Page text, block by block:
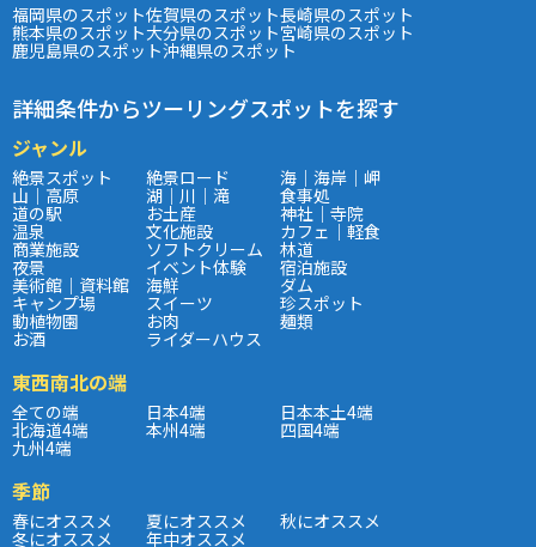
福岡県のスポット佐賀県のスポット長崎県のスポット
熊本県のスポット大分県のスポット宮崎県のスポット
鹿児島県のスポット沖縄県のスポット
詳細条件からツーリングスポットを探す
ジャンル
絶景スポット 絶景ロード 海｜海岸｜岬
山｜高原 湖｜川｜滝 食事処
道の駅 お土産 神社｜寺院
温泉 文化施設 カフェ｜軽食
商業施設 ソフトクリーム 林道
夜景 イベント体験 宿泊施設
美術館｜資料館 海鮮 ダム
キャンプ場 スイーツ 珍スポット
動植物園 お肉 麺類
お酒 ライダーハウス
東西南北の端
全ての端 日本4端 日本本土4端
北海道4端 本州4端 四国4端
九州4端
季節
春にオススメ 夏にオススメ 秋にオススメ
冬にオススメ 年中オススメ